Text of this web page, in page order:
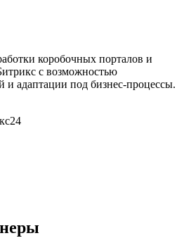
коробочных порталов и
с возможностью
и адаптации под бизнес-процессы.